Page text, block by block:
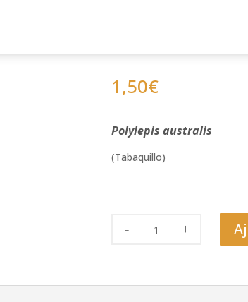
1,50€
Polylepis australis
(Tabaquillo)
tabaquillo